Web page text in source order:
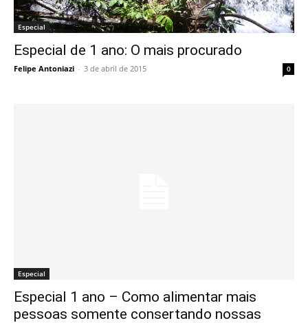
Especial
Especial de 1 ano: O mais procurado
Felipe Antoniazi - 3 de abril de 2015 0
Especial
Especial 1 ano – Como alimentar mais
pessoas somente consertando nossas